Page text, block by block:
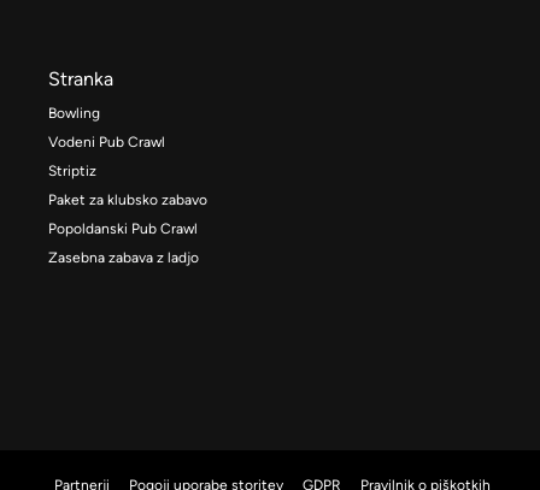
Stranka
Bowling
Vodeni Pub Crawl
Striptiz
Paket za klubsko zabavo
Popoldanski Pub Crawl
Zasebna zabava z ladjo
Partnerji Pogoji uporabe storitev GDPR Pravilnik o piškotkih